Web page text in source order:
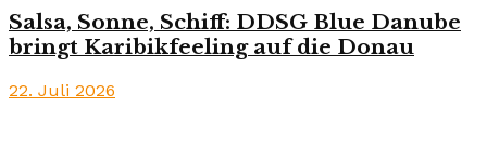
Salsa, Sonne, Schiff: DDSG Blue Danube
bringt Karibikfeeling auf die Donau
22. Juli 2026